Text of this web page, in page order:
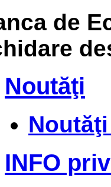
de
Noutăţi
INFO